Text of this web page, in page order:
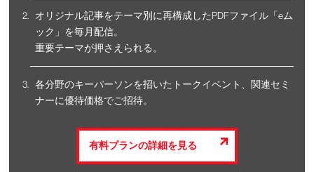
オリジナル記事をテーマ別に再構成したPDFファイル「eム
ック」を毎月配信。
重要テーマが押さえられる。
各分野のキーパーソンを招いたトークイベント、関連セミ
ナーに優待価格でご招待。
有料プランの詳細を見る